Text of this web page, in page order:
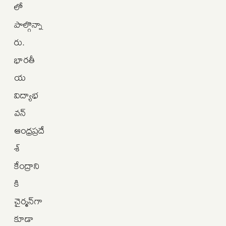
లో
పాల్గొన్నా
రు.
భారతీ
య
విద్యాభ
వన్‌
ఆంధ్రప్రదే
శ్‌
కేంద్రాని
కి
చైర్మన్‌గా
కూడా